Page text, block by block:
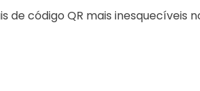
código QR mais inesquecíveis